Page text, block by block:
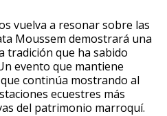
vuelva a resonar sobre las
Moussem demostrará una
tradición que ha sabido
evento que mantiene
continúa mostrando al
ecuestres más
del patrimonio marroquí.